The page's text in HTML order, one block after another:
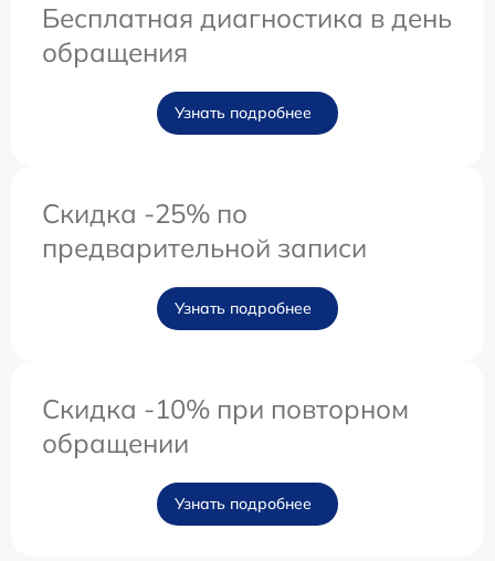
Бесплатная диагностика в день
обращения
Узнать подробнее
Скидка -25% по
предварительной записи
Узнать подробнее
Скидка -10% при повторном
обращении
Узнать подробнее